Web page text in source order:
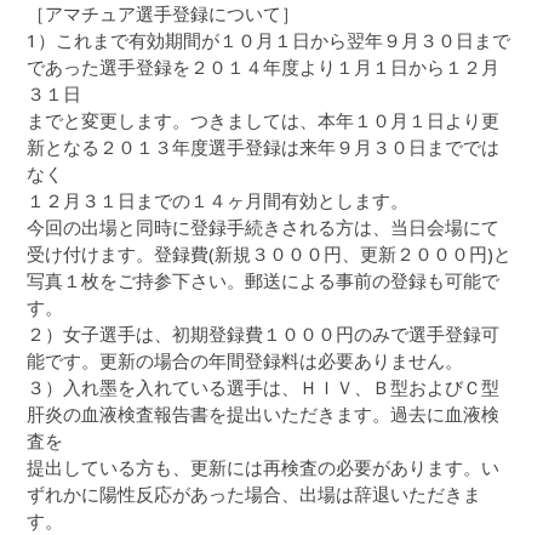
［アマチュア選手登録について］
1）これまで有効期間が１０月１日から翌年９月３０日まで
であった選手登録を２０１４年度より１月１日から１２月
３１日
までと変更します。つきましては、本年１０月１日より更
新となる２０１３年度選手登録は来年９月３０日まででは
なく
１２月３１日までの１４ヶ月間有効とします。
今回の出場と同時に登録手続きされる方は、当日会場にて
受け付けます。登録費(新規３０００円、更新２０００円)と
写真１枚をご持参下さい。郵送による事前の登録も可能で
す。
２）女子選手は、初期登録費１０００円のみで選手登録可
能です。更新の場合の年間登録料は必要ありません。
３）入れ墨を入れている選手は、ＨＩＶ、Ｂ型およびＣ型
肝炎の血液検査報告書を提出いただきます。過去に血液検
査を
提出している方も、更新には再検査の必要があります。い
ずれかに陽性反応があった場合、出場は辞退いただきま
す。